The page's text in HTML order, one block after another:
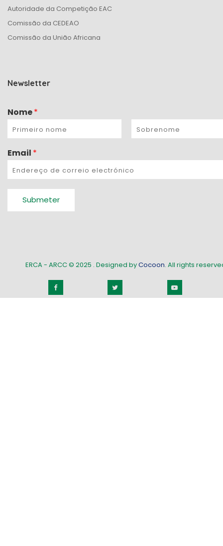
Autoridade da Competição EAC
Comissão da CEDEAO
Comissão da União Africana
Newsletter
Nome*
Email *
Submeter
ERCA - ARCC © 2025 . Designed byCocoon. All rights